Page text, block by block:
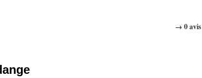
→ 0 avis